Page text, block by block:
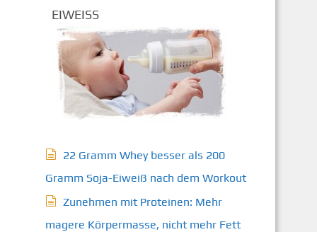
EIWEISS
22 Gramm Whey besser als 200
Gramm Soja-Eiweiß nach dem Workout
Zunehmen mit Proteinen: Mehr
magere Körpermasse, nicht mehr Fett